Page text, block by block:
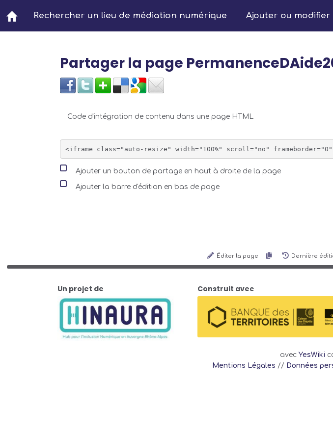
Aller au contenu principal
Rechercher un lieu de médiation numérique Ajouter ou modifier
Partager la page
Code d'intégration de contenu dans une page HTML
Ajouter un bouton de partage en haut à droite de la page
Ajouter la barre d'édition en bas de page
Éditer la page Dernière
Un projet de Construit avec
avec YesWiki
Mentions Légales // Données